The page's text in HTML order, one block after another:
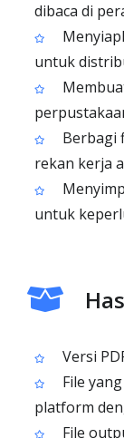
dibaca di
untuk
Berbagi
rekan kerja
untuk
Versi
File
platform
File